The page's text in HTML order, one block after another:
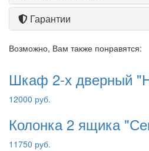
Гарантии
Возможно, Вам также понравятся:
Шкаф 2-х дверный
12000 руб.
Колонка 2 ящика
11750 руб.